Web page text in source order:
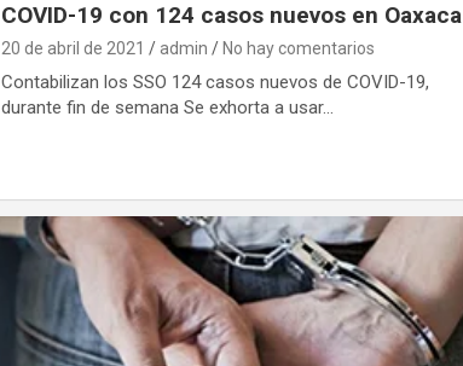
COVID-19 con 124 casos nuevos en Oaxaca
20 de abril de 2021 admin No hay comentarios
Contabilizan los SSO 124 casos nuevos de COVID-19,
durante fin de semana Se exhorta a usar…